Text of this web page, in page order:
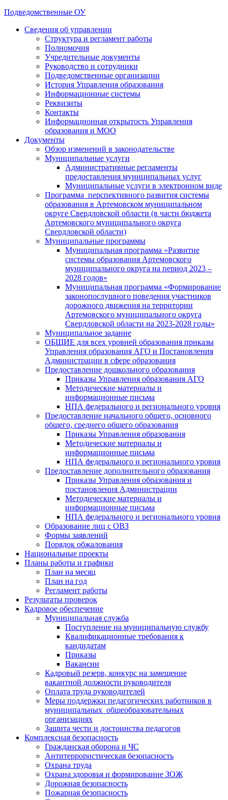
Подведомственные ОУ
Сведения об управлении
Структура и регламент работы
Полномочия
Учредительные документы
Руководство и сотрудники
Подведомственные организации
История Управления образования
Информационные системы
Реквизиты
Контакты
Информационная открытость Управления
образования и МОО
Документы
Обзор изменений в законодательстве
Муниципальные услуги
Административные регламенты
предоставления муниципальных услуг
Муниципальные услуги в электронном виде
Программа перспективного развития системы
образования в Артемовском муниципальном
округе Свердловской области (в части бюджета
Артемовского муниципального округа
Свердловской области)
Муниципальные программы
Муниципальная программа «Развитие
системы образования Артемовского
муниципального округа на период 2023 –
2028 годов»
Муниципальная программа «Формирование
законопослушного поведения участников
дорожного движения на территории
Артемовского муниципального округа
Свердловской области на 2023-2028 годы»
Муниципальное задание
ОБЩИЕ для всех уровней образования приказы
Управления образования АГО и Постановления
Администрации в сфере образования
Предоставление дошкольного образования
Приказы Управления образования АГО
Методические материалы и
информационные письма
НПА федерального и регионального уровня
Предоставление начального общего, основного
общего, среднего общего образования
Приказы Управления образования
Методические материалы и
информационные письма
НПА федерального и регионального уровня
Предоставление дополнительного образования
Приказы Управления образования и
постановления Администрации
Методические материалы и
информационные письма
НПА федерального и регионального уровня
Образование лиц с ОВЗ
Формы заявлений
Порядок обжалования
Национальные проекты
Планы работы и графики
План на месяц
План на год
Регламент работы
Результаты проверок
Кадровое обеспечение
Муниципальная служба
Поступление на муниципальную службу
Квалификационные требования к
кандидатам
Приказы
Вакансии
Кадровый резерв, конкурс на замещение
вакантной должности руководителя
Оплата труда руководителей
Меры поддержки педагогических работников в
муниципальных общеобразовательных
организациях
Защита чести и достоинства педагогов
Комплексная безопасность
Гражданская оборона и ЧС
Антитеррористическая безопасность
Охрана труда
Охрана здоровья и формирование ЗОЖ
Дорожная безопасность
Пожарная безопасность